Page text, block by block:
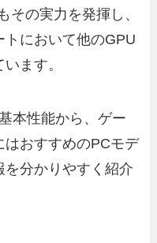
その実力を発揮し、
において他のGPU
ます。
本性能から、ゲー
はおすすめのPCモデ
分かりやすく紹介